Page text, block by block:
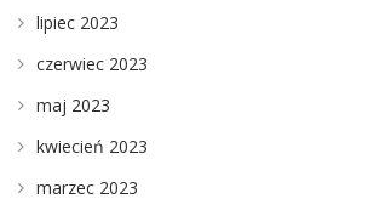
lipiec 2023
czerwiec 2023
maj 2023
kwiecień 2023
marzec 2023